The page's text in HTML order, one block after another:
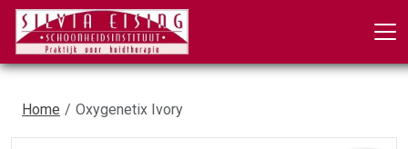
Home Oxygenetix Ivory